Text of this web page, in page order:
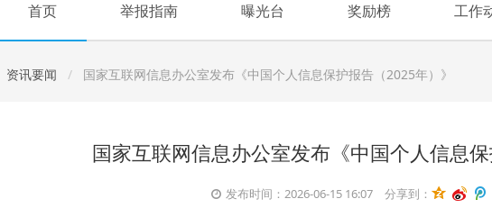
首页 举报指南 曝光台 奖励榜 工作
资讯要闻 国家互联网信息办公室发布《中国个人信息保护报告（2025年）》
国家互联网信息办公室发布《中国个人信息
发布时间：2026-06-15 16:07 分享到：